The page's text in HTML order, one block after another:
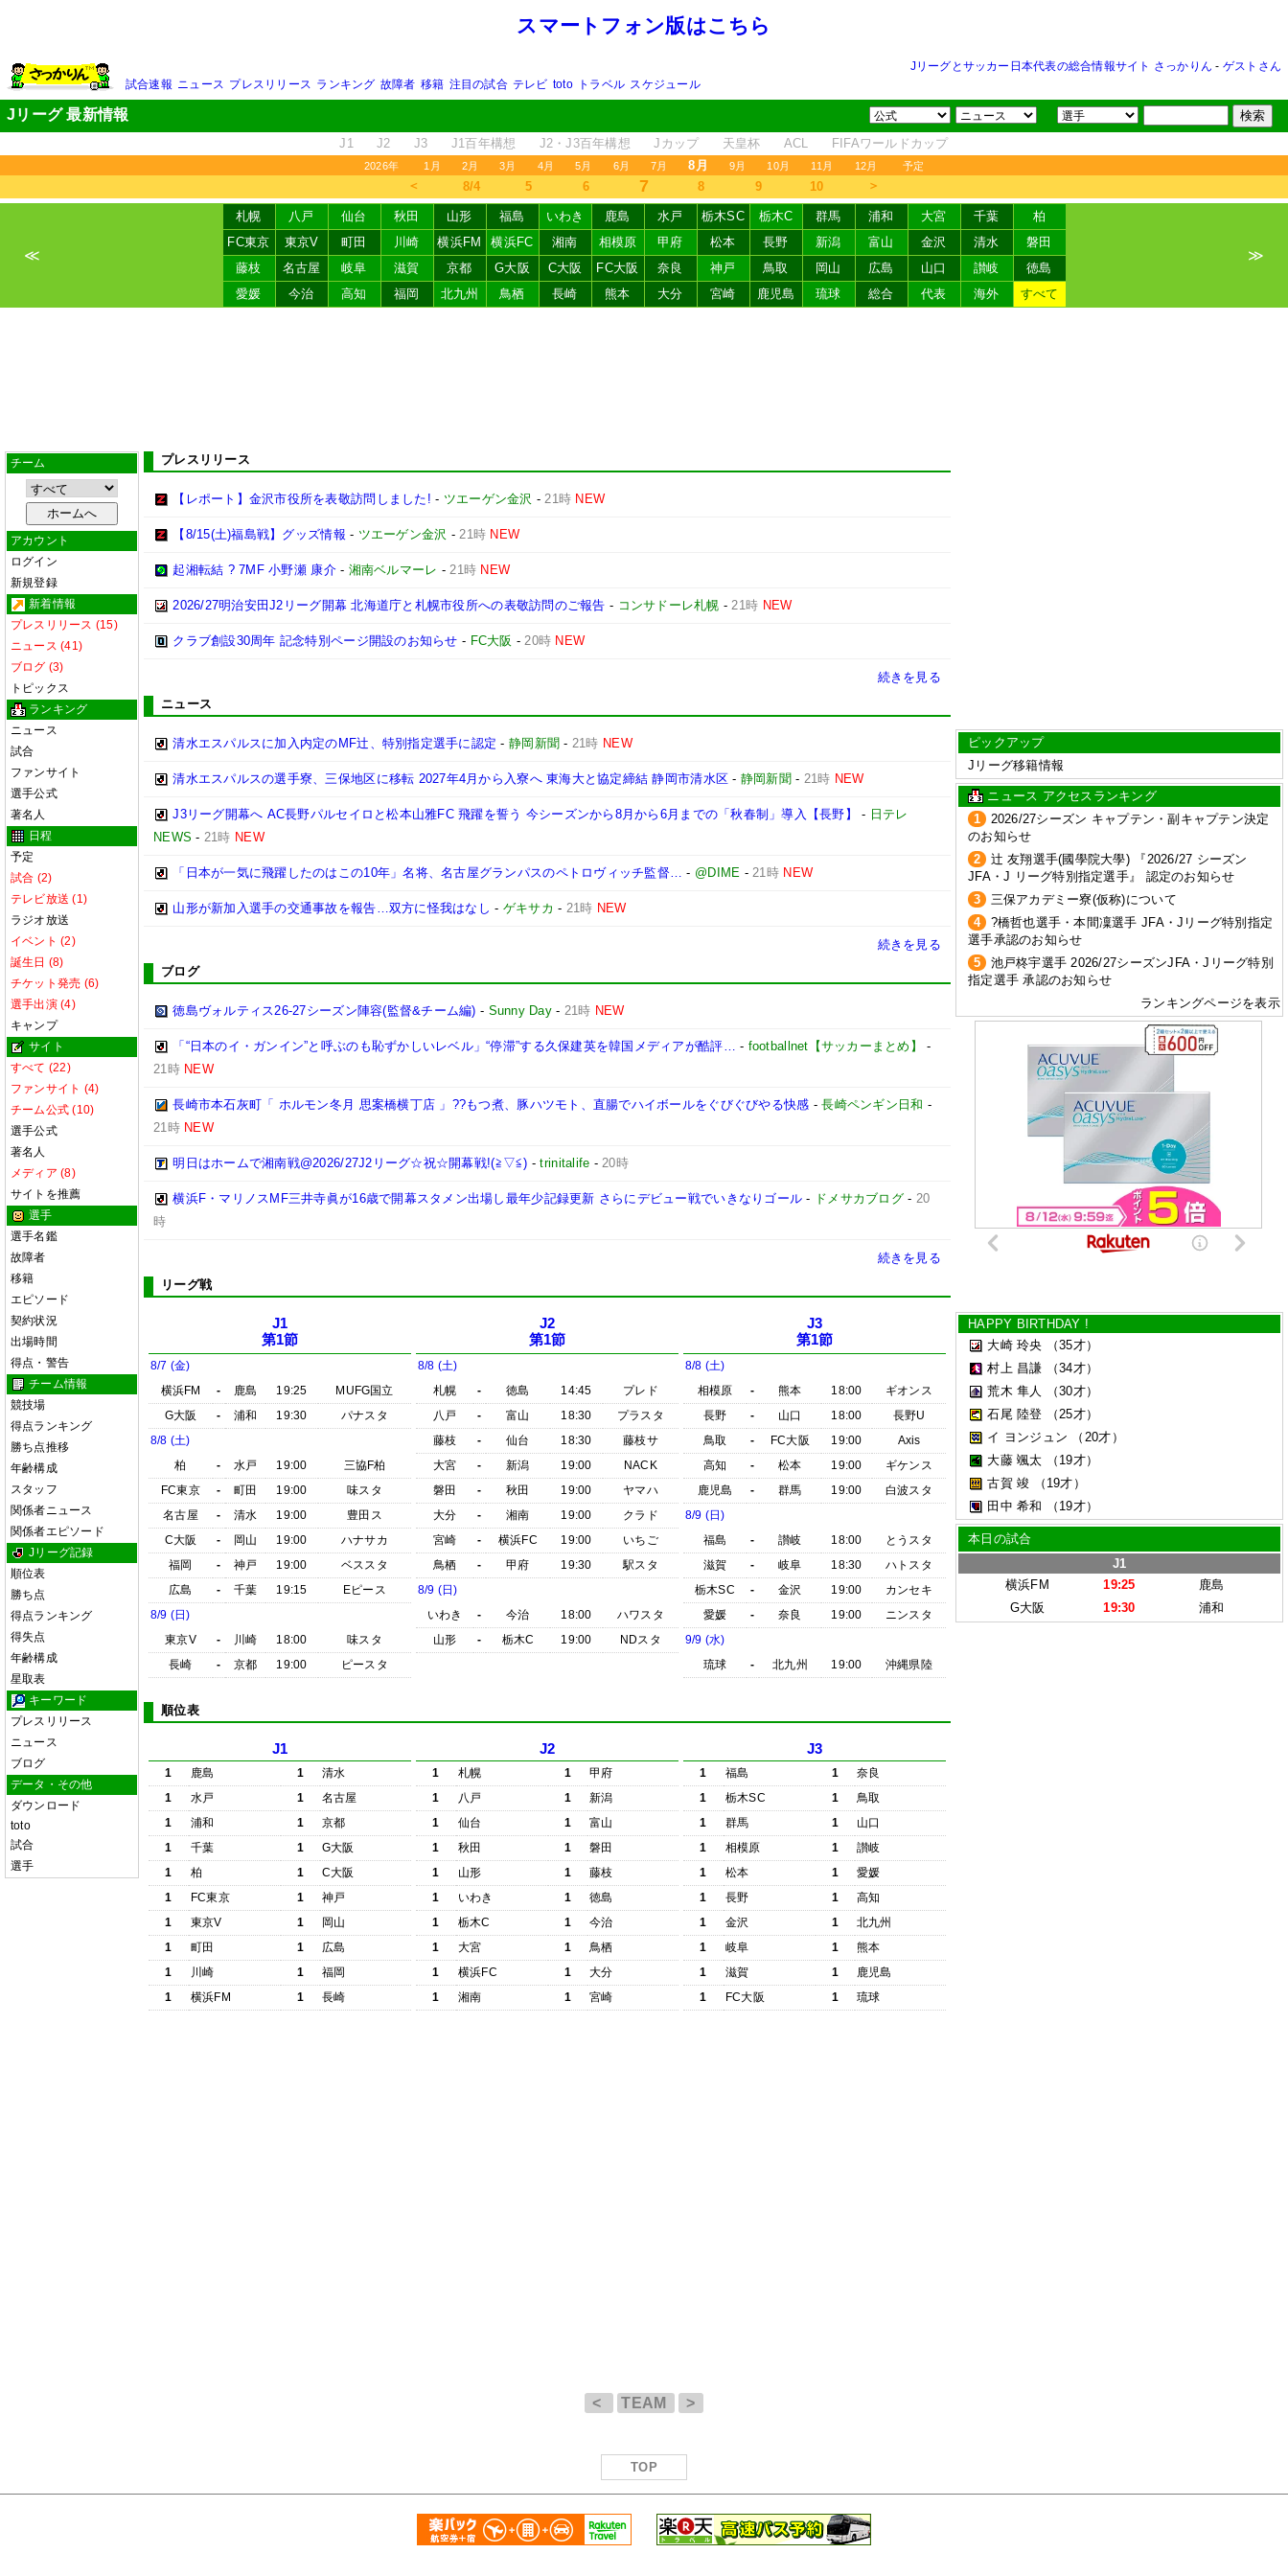
スマートフォン版はこちら
Jリーグとサッカー日本代表の総合情報サイト さっかりん - ゲストさん
試合速報 ニュース プレスリリース ランキング 故障者 移籍 注目の試合 テレビ toto トラベル スケジュール
Jリーグ 最新情報
J1 J2 J3 J1百年構想 J2・J3百年構想 Jカップ 天皇杯 ACL FIFAワールドカップ
2026年 1月 2月 3月 4月 5月 6月 7月 8月 9月 10月 11月 12月 予定
＜ 8/4 5 6 7 8 9 10 ＞
≪
札幌 八戸 仙台 秋田 山形 福島 いわき 鹿島 水戸 栃木SC 栃木C 群馬 浦和 大宮 千葉
柏
FC東京
東京V 町田 川崎 横浜FM 横浜FC 湘南 相模原 甲府 松本 長野 新潟 富山 金沢 清水
磐田
藤枝
名古屋 岐阜 滋賀 京都 G大阪 C大阪 FC大阪 奈良 神戸 鳥取 岡山 広島 山口 讃岐
徳島
愛媛
今治 高知 福岡 北九州 鳥栖 長崎 熊本 大分 宮崎 鹿児島 琉球 総合 代表 海外 すべて
≫
チーム
アカウント
ログイン
新規登録
新着情報
プレスリリース (15)
ニュース (41)
ブログ (3)
トピックス
ランキング
ニュース
試合
ファンサイト
選手公式
著名人
日程
予定
試合 (2)
テレビ放送 (1)
ラジオ放送
イベント (2)
誕生日 (8)
チケット発売 (6)
選手出演 (4)
キャンプ
サイト
すべて (22)
ファンサイト (4)
チーム公式 (10)
選手公式
著名人
メディア (8)
サイトを推薦
選手
選手名鑑
故障者
移籍
エピソード
契約状況
出場時間
得点・警告
チーム情報
競技場
得点ランキング
勝ち点推移
年齢構成
スタッフ
関係者ニュース
関係者エピソード
Jリーグ記録
順位表
勝ち点
得点ランキング
得失点
年齢構成
星取表
キーワード
プレスリリース
ニュース
ブログ
データ・その他
ダウンロード
toto
試合
選手
プレスリリース
【レポート】金沢市役所を表敬訪問しました! - ツエーゲン金沢 -21時 NEW
【8/15(土)福島戦】グッズ情報 - ツエーゲン金沢 -21時 NEW
起湘転結 ? 7MF 小野瀬 康介- 湘南ベルマーレ -21時 NEW
2026/27明治安田J2リーグ開幕 北海道庁と札幌市役所への表敬訪問のご報告 - コンサドーレ札幌 -21時 NEW
クラブ創設30周年 記念特別ページ開設のお知らせ - FC大阪 -20時 NEW
続きを見る
ニュース
清水エスパルスに加入内定のMF辻、特別指定選手に認定 -静岡新聞 - 21時 NEW
清水エスパルスの選手寮、三保地区に移転 2027年4月から入寮へ 東海大と協定締結 静岡市清水区 - 静岡新聞 - 21時 NEW
J3リーグ開幕へ AC長野パルセイロと松本山雅FC 飛躍を誓う 今シーズンから8月から6月までの「秋春制」導入【長野】 - 日テレ
NEWS - 21時 NEW
「日本が一気に飛躍したのはこの10年」名将、名古屋グランパスのペトロヴィッチ監督… - @DIME -21時 NEW
山形が新加入選手の交通事故を報告…双方に怪我はなし - ゲキサカ - 21時 NEW
続きを見る
ブログ
徳島ヴォルティス26-27シーズン陣容(監督&チーム編) - Sunny Day- 21時 NEW
「“日本のイ・ガンイン”と呼ぶのも恥ずかしいレベル」“停滞”する久保建英を韓国メディアが酷評… - footballnet【サッカーまとめ】
-
21時 NEW
長崎市本石灰町「 ホルモン冬月 思案橋横丁店 」??もつ煮、豚ハツモト、直腸でハイボールをぐびぐびやる快感 -長崎ペンギン日和 -
21時 NEW
明日はホームで湘南戦@2026/27J2リーグ☆祝☆開幕戦!(≧▽≦) -trinitalife -20時
横浜F・マリノスMF三井寺眞が16歳で開幕スタメン出場し最年少記録更新 さらにデビュー戦でいきなりゴール - ドメサカブログ- 20
時
続きを見る
リーグ戦
J1
第1節
8/7 (金)
横浜FM
- 鹿島 19:25
MUFG国立
G大阪
- 浦和 19:30
パナスタ
8/8 (土)
柏
- 水戸 19:00
三協F柏
FC東京
- 町田 19:00
味スタ
名古屋
- 清水 19:00
豊田ス
C大阪
- 岡山 19:00
ハナサカ
福岡
- 神戸 19:00
ベススタ
広島
- 千葉 19:15
Eピース
8/9 (日)
東京V
- 川崎 18:00
味スタ
長崎
- 京都 19:00 ピースタ
J2
第1節
8/8 (土)
札幌
- 徳島 14:45
プレド
八戸
- 富山 18:30
プラスタ
藤枝
- 仙台 18:30
藤枝サ
大宮
- 新潟 19:00
NACK
磐田
- 秋田 19:00
ヤマハ
大分
- 湘南 19:00
クラド
宮崎
- 横浜FC 19:00
いちご
鳥栖
- 甲府 19:30
駅スタ
8/9 (日)
いわき
- 今治 18:00
ハワスタ
山形
- 栃木C 19:00 NDスタ
J3
第1節
8/8 (土)
相模原
- 熊本 18:00
ギオンス
長野
- 山口 18:00
長野U
鳥取
- FC大阪 19:00
Axis
高知
- 松本 19:00
ギケンス
鹿児島
- 群馬 19:00
白波スタ
8/9 (日)
福島
- 讃岐 18:00
とうスタ
滋賀
- 岐阜 18:30
ハトスタ
栃木SC
- 金沢 19:00
カンセキ
愛媛
- 奈良 19:00
ニンスタ
9/9 (水)
琉球
- 北九州 19:00 沖縄県陸
順位表
J1
1 鹿島 1
清水
1
水戸 1
名古屋
1
浦和 1
京都
1
千葉 1
G大阪
1
柏 1
C大阪
1
FC東京 1
神戸
1
東京V 1
岡山
1
町田 1
広島
1
川崎 1
福岡
1
横浜FM 1 長崎
J2
1 札幌 1
甲府
1
八戸 1
新潟
1
仙台 1
富山
1
秋田 1
磐田
1
山形 1
藤枝
1
いわき 1
徳島
1
栃木C 1
今治
1
大宮 1
鳥栖
1
横浜FC 1
大分
1
湘南 1 宮崎
J3
1 福島 1
奈良
1
栃木SC 1
鳥取
1
群馬 1
山口
1
相模原 1
讃岐
1
松本 1
愛媛
1
長野 1
高知
1
金沢 1
北九州
1
岐阜 1
熊本
1
滋賀 1
鹿児島
1
FC大阪 1 琉球
ピックアップ
Jリーグ移籍情報
ニュース アクセスランキング
1
2026/27シーズン キャプテン・副キャプテン決定
のお知らせ
2
辻 友翔選手(國學院大學) 『2026/27 シーズン
JFA・J リーグ特別指定選手』 認定のお知らせ
3
三保アカデミー寮(仮称)について
4
?橋哲也選手・本間凜選手 JFA・Jリーグ特別指定
選手承認のお知らせ
5
池戸柊宇選手 2026/27シーズンJFA・Jリーグ特別
指定選手 承認のお知らせ
ランキングページを表示
HAPPY BIRTHDAY !
大崎 玲央
（35才）
村上 昌謙
（34才）
荒木 隼人
（30才）
石尾 陸登
（25才）
イ ヨンジュン
（20才）
大藤 颯太
（19才）
古賀 竣
（19才）
田中 希和
（19才）
本日の試合
J1
横浜FM
19:25
鹿島
G大阪
19:30 浦和
< TEAM >
TOP